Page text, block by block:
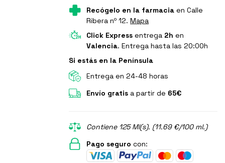
Recógelo en la farmacia en Calle
Ribera nº 12.Mapa
Click Express entrega 2h en
Valencia. Entrega hasta las 20:00h
Si estás en la Península
Entrega en 24-48 horas
Envío gratis a partir de 65€
Contiene 125 Ml(s). (11.69 €/100 ml.)
Pago seguro con: